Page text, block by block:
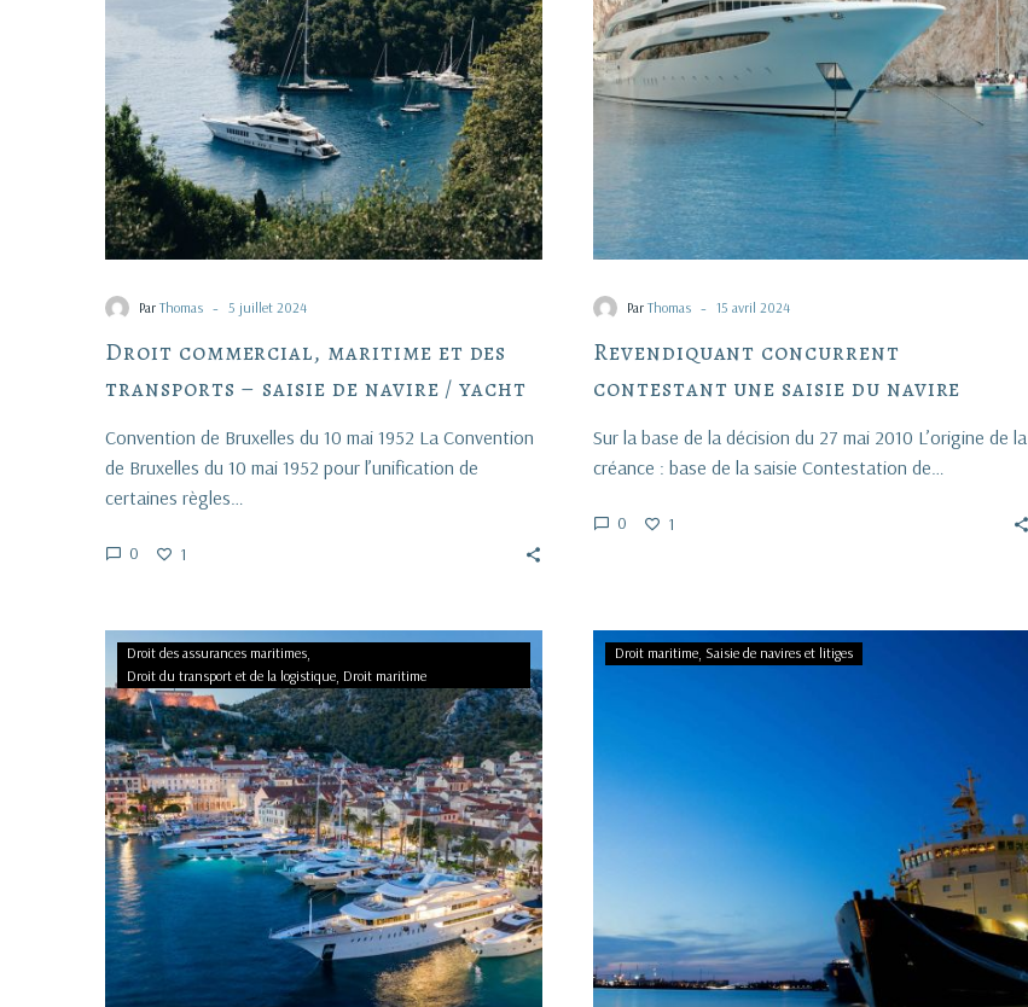
–
saisie
de
navire
/
yacht
Par Thomas - 5 juillet 2024
Droit commercial, maritime et des
transports – saisie de navire / yacht
Convention de Bruxelles du 10 mai 1952 La Convention
de Bruxelles du 10 mai 1952 pour l’unification de
certaines règles…
0 1
navire
Par Thomas - 15 avril 2024
Revendiquant concurrent
contestant une saisie du navire
Sur la base de la décision du 27 mai 2010 L’origine de la
créance : base de la saisie Contestation de…
0 1
L’assurance
maritime
couvre-
t-
elle
le
défaut
de
paiement
et
la
livraison
Droit des assurances maritimes
Droit du transport et de la logistique Droit maritime
La
adjudication
Droit maritime Saisie de navires et litiges